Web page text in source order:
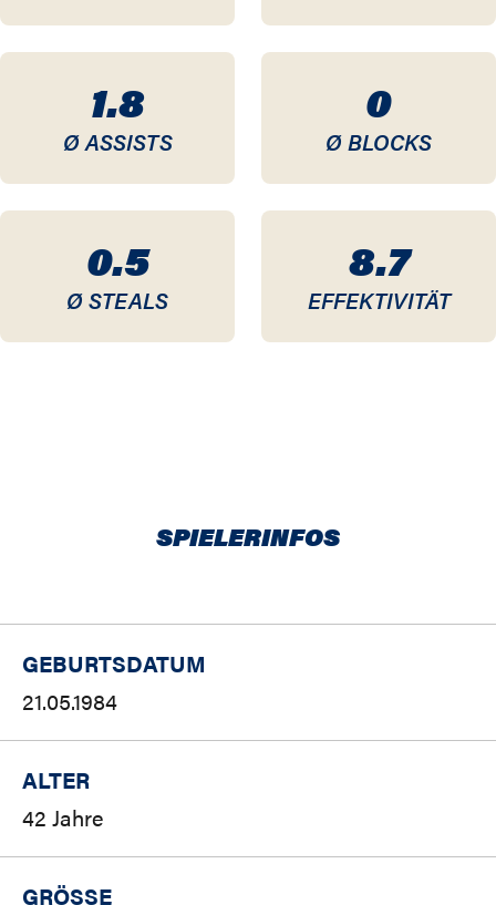
1.8
Ø ASSISTS
0
Ø BLOCKS
0.5
Ø STEALS
8.7
EFFEKTIVITÄT
SPIELERINFOS
GEBURTSDATUM
21.05.1984
ALTER
42 Jahre
GRÖSSE